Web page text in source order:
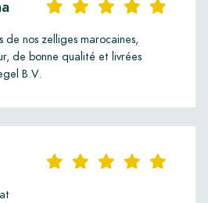
de nos zelliges marocaines,
de bonne qualité et livrées
B.V.